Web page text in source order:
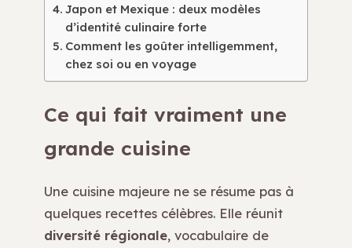
Japon et Mexique : deux modèles
d’identité culinaire forte
Comment les goûter intelligemment,
chez soi ou en voyage
Ce qui fait vraiment une
grande cuisine
Une cuisine majeure ne se résume pas à
quelques recettes célèbres. Elle réunit
diversité régionale, vocabulaire de